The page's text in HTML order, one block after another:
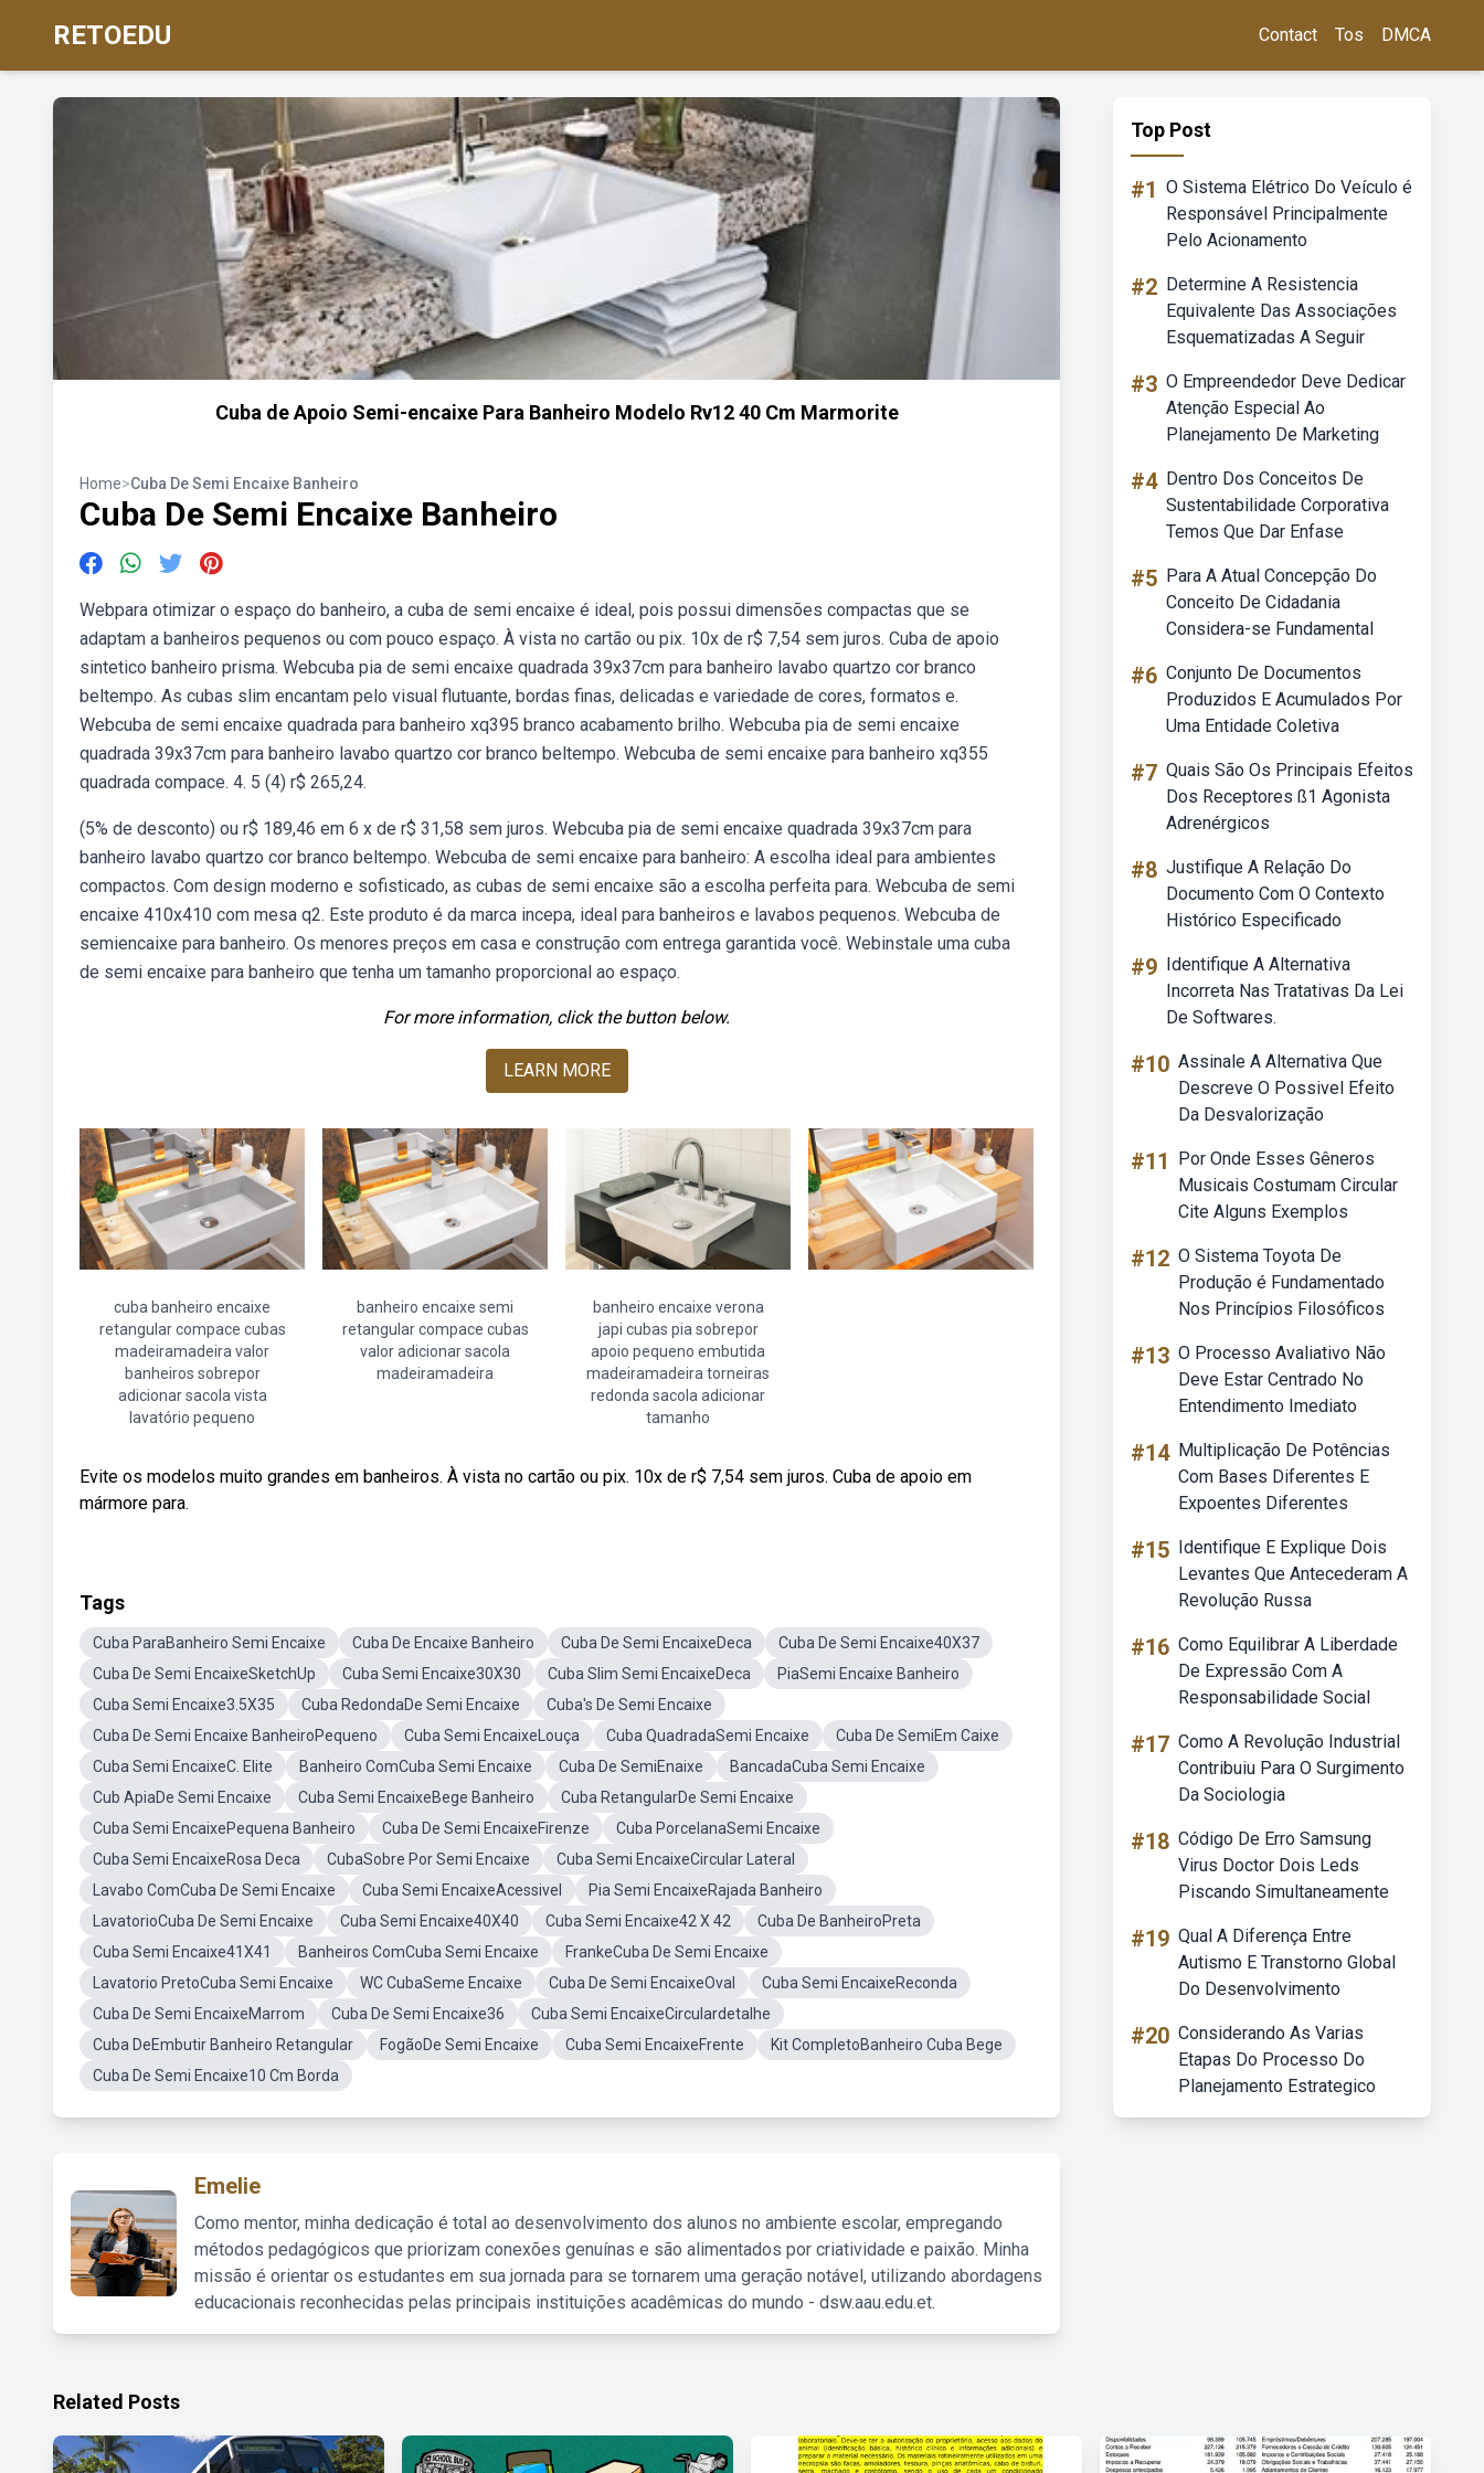
RETOEDU Contact Tos DMCA
Cuba de Apoio Semi-encaixe Para Banheiro Modelo Rv12 40 Cm Marmorite
Home>Cuba De Semi Encaixe Banheiro
Cuba De Semi Encaixe Banheiro
Webpara otimizar o espaço do banheiro, a cuba de semi encaixe é ideal, pois possui dimensões compactas que se
adaptam a banheiros pequenos ou com pouco espaço. À vista no cartão ou pix. 10x de r$ 7,54 sem juros. Cuba de apoio
sintetico banheiro prisma. Webcuba pia de semi encaixe quadrada 39x37cm para banheiro lavabo quartzo cor branco
beltempo. As cubas slim encantam pelo visual flutuante, bordas finas, delicadas e variedade de cores, formatos e.
Webcuba de semi encaixe quadrada para banheiro xq395 branco acabamento brilho. Webcuba pia de semi encaixe
quadrada 39x37cm para banheiro lavabo quartzo cor branco beltempo. Webcuba de semi encaixe para banheiro xq355
quadrada compace. 4. 5 (4) r$ 265,24.
(5% de desconto) ou r$ 189,46 em 6 x de r$ 31,58 sem juros. Webcuba pia de semi encaixe quadrada 39x37cm para
banheiro lavabo quartzo cor branco beltempo. Webcuba de semi encaixe para banheiro: A escolha ideal para ambientes
compactos. Com design moderno e sofisticado, as cubas de semi encaixe são a escolha perfeita para. Webcuba de semi
encaixe 410x410 com mesa q2. Este produto é da marca incepa, ideal para banheiros e lavabos pequenos. Webcuba de
semiencaixe para banheiro. Os menores preços em casa e construção com entrega garantida você. Webinstale uma cuba
de semi encaixe para banheiro que tenha um tamanho proporcional ao espaço.
For more information, click the button below.
LEARN MORE
cuba banheiro encaixe
retangular compace cubas
madeiramadeira valor
banheiros sobrepor
adicionar sacola vista
lavatório pequeno
banheiro encaixe semi
retangular compace cubas
valor adicionar sacola
madeiramadeira
banheiro encaixe verona
japi cubas pia sobrepor
apoio pequeno embutida
madeiramadeira torneiras
redonda sacola adicionar
tamanho
Evite os modelos muito grandes em banheiros. À vista no cartão ou pix. 10x de r$ 7,54 sem juros. Cuba de apoio em
mármore para.
Tags
Cuba ParaBanheiro Semi Encaixe Cuba De Encaixe Banheiro Cuba De Semi EncaixeDeca
Cuba De Semi Encaixe40X37
Cuba De Semi EncaixeSketchUp
Cuba Semi Encaixe30X30 Cuba Slim Semi EncaixeDeca
PiaSemi Encaixe Banheiro
Cuba Semi Encaixe3.5X35
Cuba RedondaDe Semi Encaixe
Cuba's De Semi Encaixe
Cuba De Semi Encaixe BanheiroPequeno
Cuba Semi EncaixeLouça Cuba QuadradaSemi Encaixe
Cuba De SemiEm Caixe
Cuba Semi EncaixeC. Elite
Banheiro ComCuba Semi Encaixe Cuba De SemiEnaixe
BancadaCuba Semi Encaixe
Cub ApiaDe Semi Encaixe
Cuba Semi EncaixeBege Banheiro
Cuba RetangularDe Semi Encaixe
Cuba Semi EncaixePequena Banheiro
Cuba De Semi EncaixeFirenze
Cuba PorcelanaSemi Encaixe
Cuba Semi EncaixeRosa Deca
CubaSobre Por Semi Encaixe
Cuba Semi EncaixeCircular Lateral
Lavabo ComCuba De Semi Encaixe
Cuba Semi EncaixeAcessivel
Pia Semi EncaixeRajada Banheiro
LavatorioCuba De Semi Encaixe
Cuba Semi Encaixe40X40 Cuba Semi Encaixe42 X 42
Cuba De BanheiroPreta
Cuba Semi Encaixe41X41
Banheiros ComCuba Semi Encaixe
FrankeCuba De Semi Encaixe
Lavatorio PretoCuba Semi Encaixe
WC CubaSeme Encaixe Cuba De Semi EncaixeOval
Cuba Semi EncaixeReconda
Cuba De Semi EncaixeMarrom
Cuba De Semi Encaixe36
Cuba Semi EncaixeCirculardetalhe
Cuba DeEmbutir Banheiro Retangular
FogãoDe Semi Encaixe Cuba Semi EncaixeFrente
Kit CompletoBanheiro Cuba Bege
Cuba De Semi Encaixe10 Cm Borda
Emelie
Como mentor, minha dedicação é total ao desenvolvimento dos alunos no ambiente escolar, empregando
métodos pedagógicos que priorizam conexões genuínas e são alimentados por criatividade e paixão. Minha
missão é orientar os estudantes em sua jornada para se tornarem uma geração notável, utilizando abordagens
educacionais reconhecidas pelas principais instituições acadêmicas do mundo - dsw.aau.edu.et.
Top Post
#1 O Sistema Elétrico Do Veículo é
Responsável Principalmente
Pelo Acionamento
#2 Determine A Resistencia
Equivalente Das Associações
Esquematizadas A Seguir
#3 O Empreendedor Deve Dedicar
Atenção Especial Ao
Planejamento De Marketing
#4 Dentro Dos Conceitos De
Sustentabilidade Corporativa
Temos Que Dar Enfase
#5 Para A Atual Concepção Do
Conceito De Cidadania
Considera-se Fundamental
#6 Conjunto De Documentos
Produzidos E Acumulados Por
Uma Entidade Coletiva
#7 Quais São Os Principais Efeitos
Dos Receptores ß1 Agonista
Adrenérgicos
#8 Justifique A Relação Do
Documento Com O Contexto
Histórico Especificado
#9 Identifique A Alternativa
Incorreta Nas Tratativas Da Lei
De Softwares.
#10 Assinale A Alternativa Que
Descreve O Possivel Efeito
Da Desvalorização
#11
Por Onde Esses Gêneros
Musicais Costumam Circular
Cite Alguns Exemplos
#12 O Sistema Toyota De
Produção é Fundamentado
Nos Princípios Filosóficos
#13 O Processo Avaliativo Não
Deve Estar Centrado No
Entendimento Imediato
#14 Multiplicação De Potências
Com Bases Diferentes E
Expoentes Diferentes
#15 Identifique E Explique Dois
Levantes Que Antecederam A
Revolução Russa
#16 Como Equilibrar A Liberdade
De Expressão Com A
Responsabilidade Social
#17 Como A Revolução Industrial
Contribuiu Para O Surgimento
Da Sociologia
#18 Código De Erro Samsung
Virus Doctor Dois Leds
Piscando Simultaneamente
#19 Qual A Diferença Entre
Autismo E Transtorno Global
Do Desenvolvimento
#20 Considerando As Varias
Etapas Do Processo Do
Planejamento Estrategico
Related Posts